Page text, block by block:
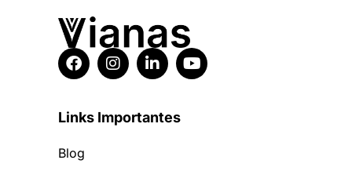
Links Importantes
Blog